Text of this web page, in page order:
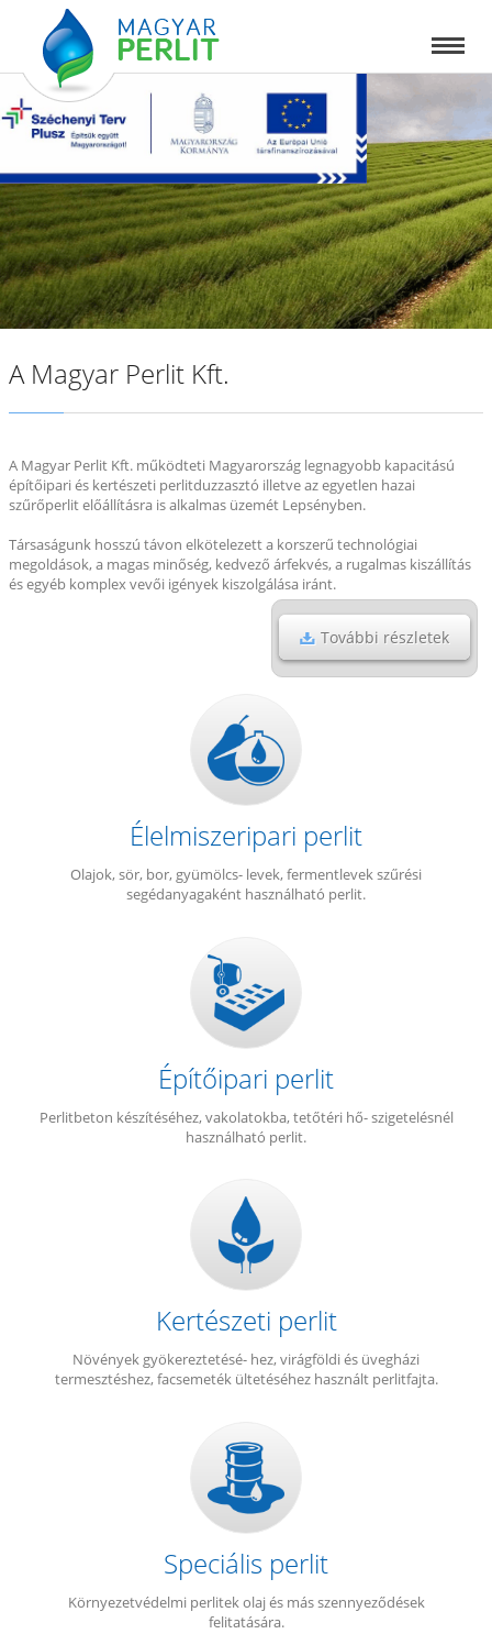
A Magyar Perlit Kft.
A Magyar Perlit Kft. működteti Magyarország legnagyobb kapacitású
építőipari és kertészeti perlitduzzasztó illetve az egyetlen hazai
szűrőperlit előállításra is alkalmas üzemét Lepsényben.
Társaságunk hosszú távon elkötelezett a korszerű technológiai
megoldások, a magas minőség, kedvező árfekvés, a rugalmas kiszállítás
és egyéb komplex vevői igények kiszolgálása iránt.
További részletek
Élelmiszeripari perlit
Olajok, sör, bor, gyümölcs- levek, fermentlevek szűrési
segédanyagaként használható perlit.
Építőipari perlit
Perlitbeton készítéséhez, vakolatokba, tetőtéri hő- szigetelésnél
használható perlit.
Kertészeti perlit
Növények gyökereztetésé- hez, virágföldi és üvegházi
termesztéshez, facsemeték ültetéséhez használt perlitfajta.
Speciális perlit
Környezetvédelmi perlitek olaj és más szennyeződések
felitatására.